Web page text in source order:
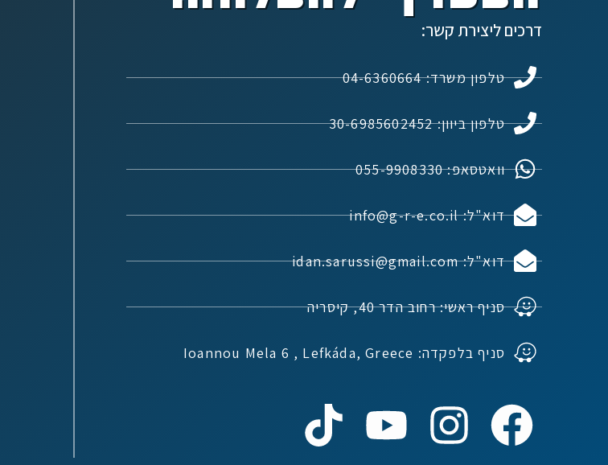
דרכים ליצירת קשר:
טלפון משרד: 04-6360664
טלפון ביוון: 30-6985602452
וואטסאפ: 055-9908330
דוא"ל: info@g-r-e.co.il
דוא"ל: idan.sarussi@gmail.com
סניף ראשי: רחוב הדר 40, קיסריה
סניף בלפקדה: Ioannou Mela 6 , Lefkáda, Greece